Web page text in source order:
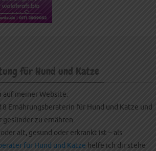
für Hund und Katze
meiner Website.
Ernährungsberaterin für Hund und Katze und
zu ernähren.
alt, gesund oder erkrankt ist – als
für Hund und Katze helfe ich dir stehe